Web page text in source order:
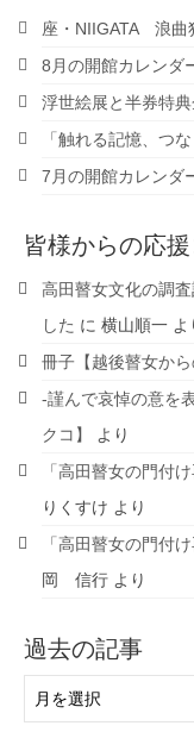
座・NIIGATA 浪曲
8月の開館カレンダ
浮世絵展と半券特
「触れる記憶、つ
7月の開館カレンダ
皆様からの応援
高田瞽女文化の調
した に 横山順一 よ
冊子【越後瞽女か
-謹んで哀悼の意を
クコ】
より
「高田瞽女の門付
りくすけ より
「高田瞽女の門付
岡 信行 より
過去の記事
去